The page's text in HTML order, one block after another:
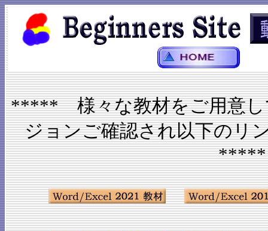
***** 様々な教材をご用意し
ジョンご確認され以下の
*****